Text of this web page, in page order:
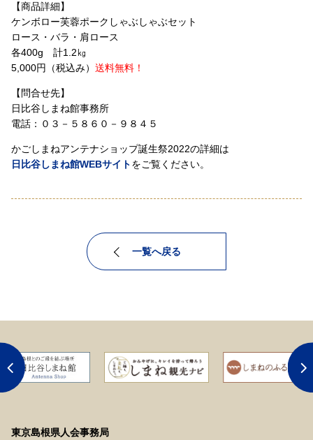
【商品詳細】
ケンボロー芙蓉ポークしゃぶしゃぶセット
ロース・バラ・肩ロース
各400g 計1.2㎏
5,000円（税込み） 送料無料！
【問合せ先】
日比谷しまね館事務所
電話：０３－５８６０－９８４５
かごしまねアンテナショップ誕生祭2022の詳細は
日比谷しまね館WEBサイトをご覧ください。
一覧へ戻る
東京島根県人会事務局